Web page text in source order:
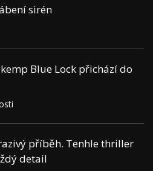
sirén
Blue Lock přichází do
příběh. Tenhle thriller
detail